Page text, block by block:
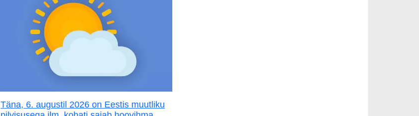
Täna, 6. augustil 2026 on Eestis muutliku